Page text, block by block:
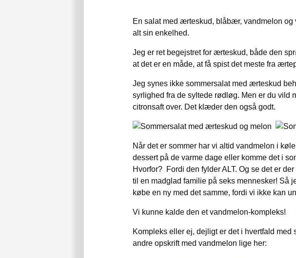
En salat med ærteskud, blåbær, vandmelon og
alt sin enkelhed.
Jeg er ret begejstret for ærteskud, både den
at det er en måde, at få spist det meste fra
Jeg synes ikke sommersalat med ærteskud
syrlighed fra de syltede rødløg. Men er du vild
citronsaft over. Det klæder den også godt.
Når det er sommer har vi altid vandmelon i
dessert på de varme dage eller komme det i
Hvorfor? Fordi den fylder ALT. Og se det er
til en madglad familie på seks mennesker! Så
købe en ny med det samme, fordi vi ikke kan
Vi kunne kalde den et vandmelon-kompleks!
Kompleks eller ej, dejligt er det i hvertfald
andre opskrift med vandmelon lige her: